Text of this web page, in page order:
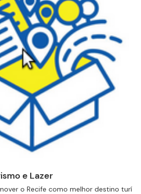
e Lazer
o Recife como melhor destino turí